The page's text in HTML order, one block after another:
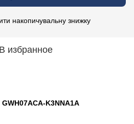
накопичувальну знижку
В избранное
GWH07ACA-K3NNA1A